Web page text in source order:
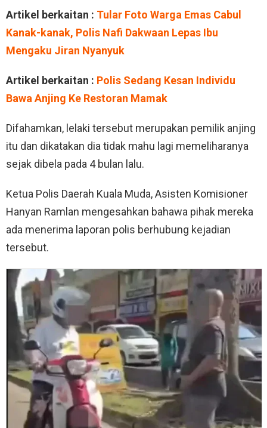
Artikel berkaitan : Tular Foto Warga Emas Cabul
Kanak-kanak, Polis Nafi Dakwaan Lepas Ibu
Mengaku Jiran Nyanyuk
Artikel berkaitan : Polis Sedang Kesan Individu
Bawa Anjing Ke Restoran Mamak
Difahamkan, lelaki tersebut merupakan pemilik anjing
itu dan dikatakan dia tidak mahu lagi memeliharanya
sejak dibela pada 4 bulan lalu.
Ketua Polis Daerah Kuala Muda, Asisten Komisioner
Hanyan Ramlan mengesahkan bahawa pihak mereka
ada menerima laporan polis berhubung kejadian
tersebut.